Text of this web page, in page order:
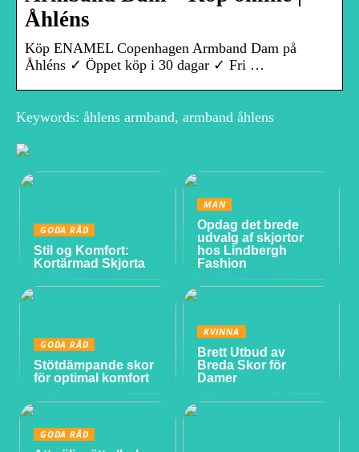
Åhléns
Köp ENAMEL Copenhagen Armband Dam på
Åhléns ✓ Öppet köp i 30 dagar ✓ Fri …
Keywords: åhlens armband, armband åhlens
GODA RÅD
Stil og Komfort:
Kortärmad Skjorta
MAN
Opdag det brede
udvalg af skjortor
hos Lindbergh
Fashion
GODA RÅD
Stötdämpande skor
för optimal komfort
KVINNA
Brett Utbud av
Breda Skor för
Damer
GODA RÅD